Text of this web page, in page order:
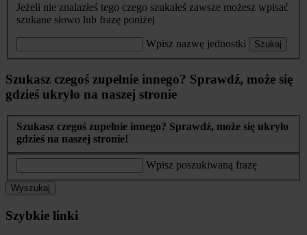
Jeżeli nie znalazłeś tego czego szukałeś zawsze możesz wpisać
szukane słowo lub frazę poniżej
Wpisz nazwę jednostki Szukaj
Szukasz czegoś zupełnie innego? Sprawdź, może się
gdzieś ukryło na naszej stronie
Szukasz czegoś zupełnie innego? Sprawdź, może się ukryło
gdzieś na naszej stronie!
Wpisz poszukiwaną frazę
Wyszukaj
Szybkie linki